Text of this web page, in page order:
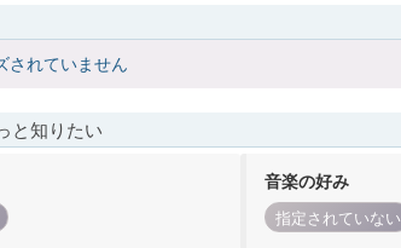
されていません
と知りたい
音楽の好み
指定されていない